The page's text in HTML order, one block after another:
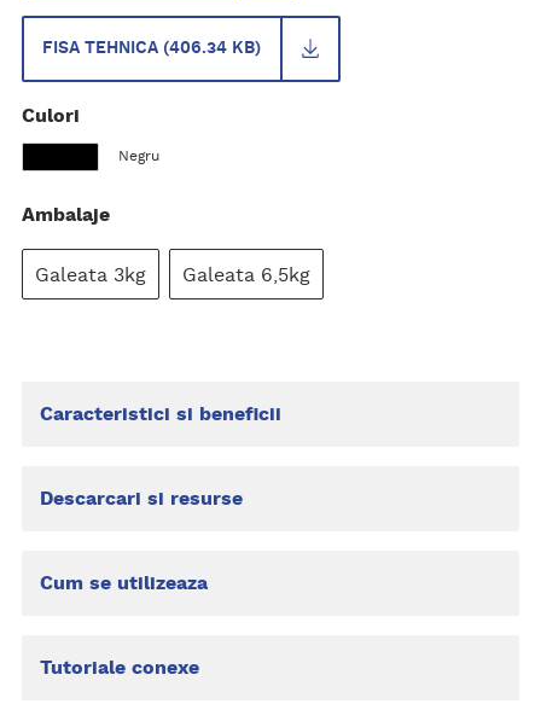
FISA TEHNICA (406.34 KB)
Culori
Negru
Ambalaje
Galeata 3kg Galeata 6,5kg
Caracteristici si beneficii
Descarcari si resurse
Cum se utilizeaza
Tutoriale conexe